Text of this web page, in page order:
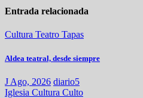
Entrada relacionada
Cultura Teatro Tapas
Aldea teatral, desde siempre
J Ago, 2026 diario5
Iglesia Cultura Culto